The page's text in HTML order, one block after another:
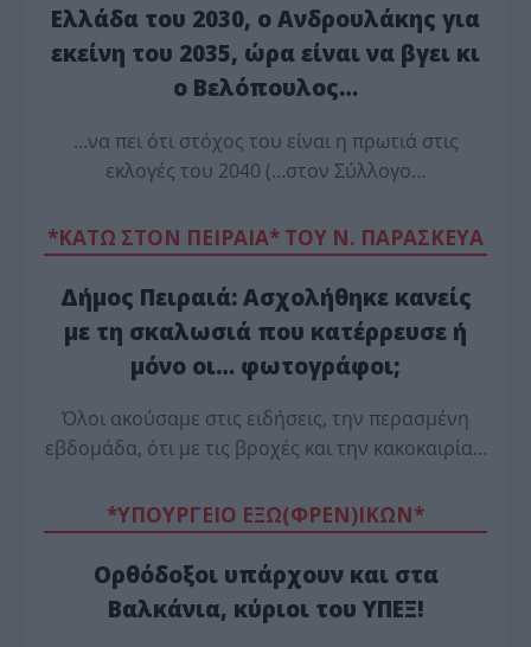
Ελλάδα του 2030, ο Ανδρουλάκης για
εκείνη του 2035, ώρα είναι να βγει κι
ο Βελόπουλος…
…να πει ότι στόχος του είναι η πρωτιά στις
εκλογές του 2040 (…στον Σύλλογο…
*ΚΑΤΩ ΣΤΟΝ ΠΕΙΡΑΙΑ* ΤΟΥ Ν. ΠΑΡΑΣΚΕΥΑ
Δήμος Πειραιά: Ασχολήθηκε κανείς
με τη σκαλωσιά που κατέρρευσε ή
μόνο οι… φωτογράφοι;
Όλοι ακούσαμε στις ειδήσεις, την περασμένη
εβδομάδα, ότι με τις βροχές και την κακοκαιρία…
*ΥΠΟΥΡΓΕΙΟ ΕΞΩ(ΦΡΕΝ)ΙΚΩΝ*
Ορθόδοξοι υπάρχουν και στα
Βαλκάνια, κύριοι του ΥΠΕΞ!